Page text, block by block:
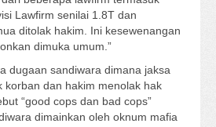
Lawfirm senilai 1.8T dan
ditolak hakim. Ini kesewenangan
dimuka umum.”
dugaan sandiwara dimana jaksa
korban dan hakim menolak hak
“good cops dan bad cops”
dimainkan oleh oknum mafia